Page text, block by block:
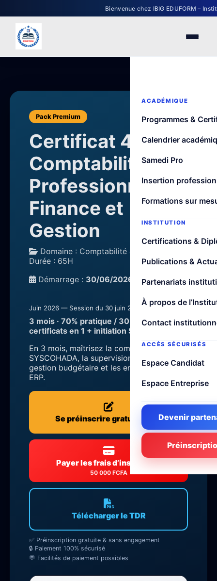
Bienvenue chez IBIG EDUFORM – Institut
ACADÉMIQUE
Programmes &
Calendrier
Samedi Pro
Insertion
Formations sur
INSTITUTION
Certifications &
Publications &
Partenariats
À propos de
Contact
ACCÈS SÉCURISÉS
Espace Candidat
Espace Entreprise
Devenir
Pack Premium
Certificat 4 en 1 –
Comptabilité
Professionnelle,
Finance et
Gestion
Domaine : Comptabilité & Finance •
Durée : 65H
Démarrage : 30/06/2026
Juin 2026 — Session du 30 juin 2026
3 mois · 70% pratique / 30% théorie · 4
certificats en 1 + initiation SAP FI & CO
En 3 mois, maîtrisez la comptabilité
SYSCOHADA, la supervision financière, la
gestion budgétaire et les environnements
ERP.
Se préinscrire gratuitement
Payer les frais d’inscription
50 000 FCFA
Télécharger le TDR
✅ Préinscription gratuite & sans engagement
🔒 Paiement 100% sécurisé
💬 Facilités de paiement possibles